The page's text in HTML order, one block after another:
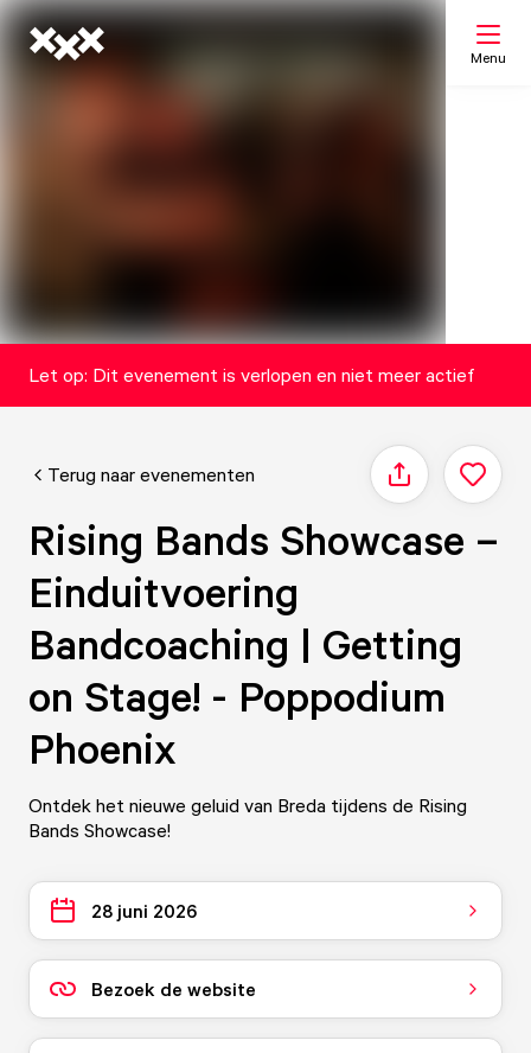
Menu
Let op: Dit evenement is verlopen en niet meer actief
Terug naar evenementen Delen
Rising Bands Showcase –
Einduitvoering
Bandcoaching | Getting
on Stage! - Poppodium
Phoenix
Ontdek het nieuwe geluid van Breda tijdens de Rising
Bands Showcase!
28 juni 2026
Bezoek de website